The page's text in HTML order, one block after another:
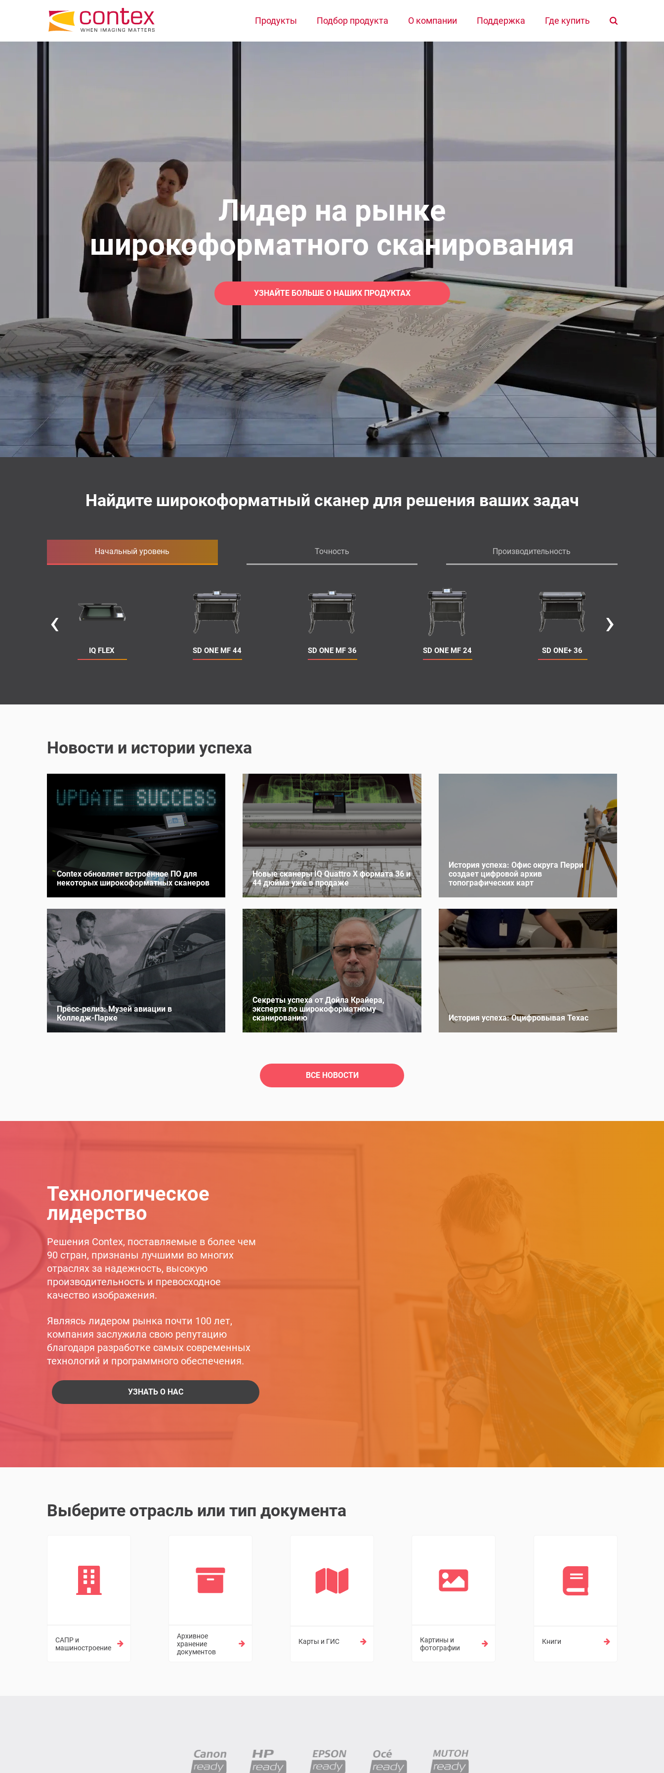
Продукты Подбор продукта О компании Поддержка Где купить
Лидер на рынке
широкоформатного сканирования
УЗНАЙТЕ БОЛЬШЕ О НАШИХ ПРОДУКТАХ
Найдите широкоформатный сканер для решения ваших задач
Начальный уровень Точность Производительность
IQ FLEX SD ONE MF 44 SD ONE MF 36 SD ONE MF 24 SD ONE+ 36
‹ ›
Новости и истории успеха
Contex обновляет встроенное ПО для
некоторых широкоформатных сканеров
Новые сканеры IQ Quattro X формата 36 и
44 дюйма уже в продаже
История успеха: Офис округа Перри
создает цифровой архив
топографических карт
Пресс-релиз: Музей авиации в
Колледж‑Парке
Секреты успеха от Дойла Крайера,
эксперта по широкоформатному
сканированию
История успеха: Оцифровывая Техас
ВСЕ НОВОСТИ
Технологическое
лидерство
Решения Contex, поставляемые в более чем
90 стран, признаны лучшими во многих
отраслях за надежность, высокую
производительность и превосходное
качество изображения.
Являясь лидером рынка почти 100 лет,
компания заслужила свою репутацию
благодаря разработке самых современных
технологий и программного обеспечения.
УЗНАТЬ О НАС
Выберите отрасль или тип документа
САПР и
машиностроение
Архивное
хранение
документов
Карты и ГИС
Картины и
фотографии
Книги